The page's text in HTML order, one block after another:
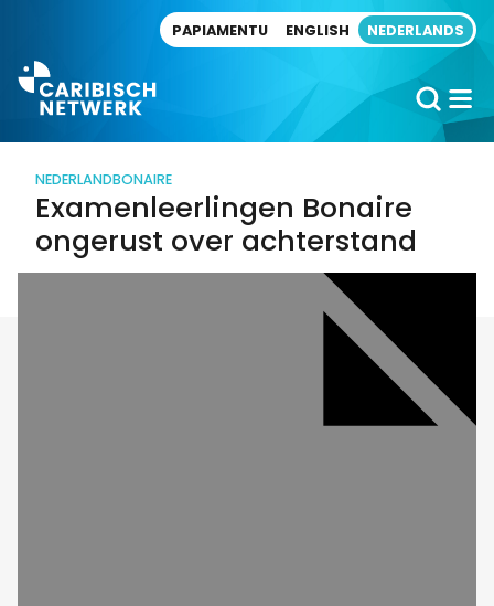
PAPIAMENTU ENGLISH NEDERLANDS
NEDERLANDBONAIRE
Examenleerlingen Bonaire
ongerust over achterstand